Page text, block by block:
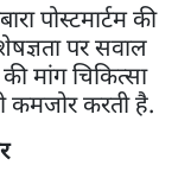
पोस्टमार्टम की
पर सवाल
मांग चिकित्सा
कमजोर करती है.